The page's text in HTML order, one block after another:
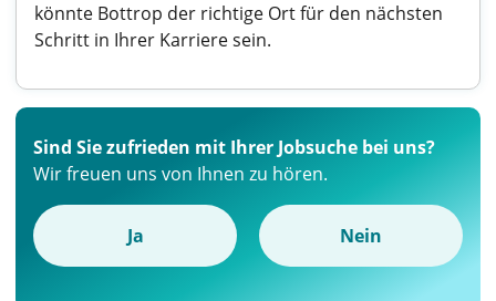
könnte Bottrop der richtige Ort für den nächsten
Schritt in Ihrer Karriere sein.
Sind Sie zufrieden mit Ihrer Jobsuche bei uns?
Wir freuen uns von Ihnen zu hören.
Ja Nein